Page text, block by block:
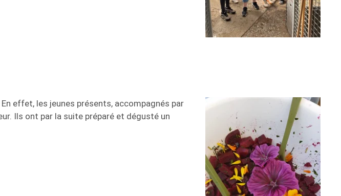
effet, les jeunes présents, accompagnés par
Ils ont par la suite préparé et dégusté un